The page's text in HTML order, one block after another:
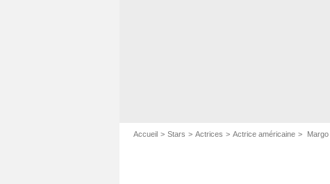
Accueil Stars Actrices Actrice américaine